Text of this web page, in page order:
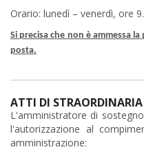
Orario: lunedì – venerdì, ore
Si precisa che non è ammessa
posta.
ATTI DI
L'amministratore di
l'autorizzazione al
amministrazione: